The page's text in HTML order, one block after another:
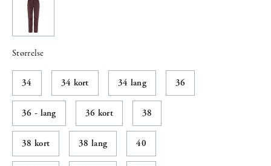
Størrelse
34 34 kort 34 lang 36
36 - lang 36 kort 38
38 kort 38 lang 40